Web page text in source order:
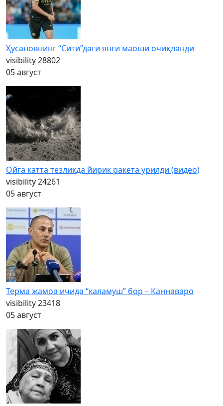
Ҳусановнинг “Сити”даги янги маоши очиқланди
visibility28802
05 август
Ойга катта тезликда йирик ракета урилди (видео)
visibility24261
05 август
Терма жамоа ичида “каламуш” бор – Каннаваро
visibility23418
05 август